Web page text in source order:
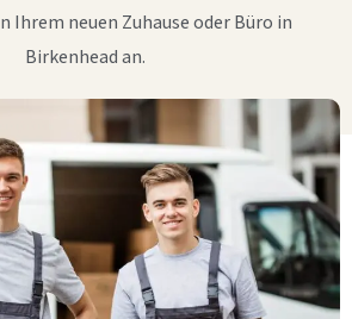
Ihrem neuen Zuhause oder Büro in
Birkenhead an.